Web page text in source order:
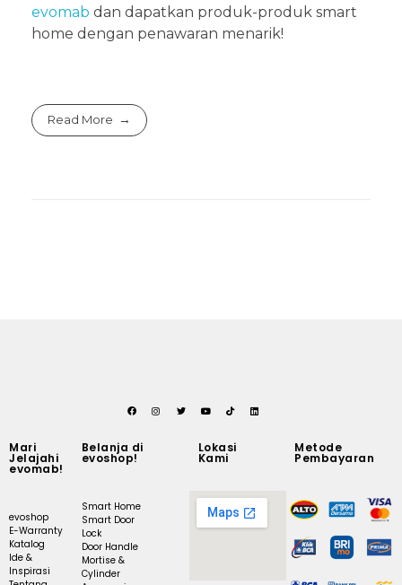
evomab dan dapatkan produk-produk smart
home dengan penawaran menarik!
Read More
Mari
Jelajahi
evomab!
evoshop
E-Warranty
Katalog
Ide &
Inspirasi
Belanja di
evoshop!
Smart Home
Smart Door
Lock
Door Handle
Mortise &
Cylinder
Lokasi
Kami
Metode
Pembayaran